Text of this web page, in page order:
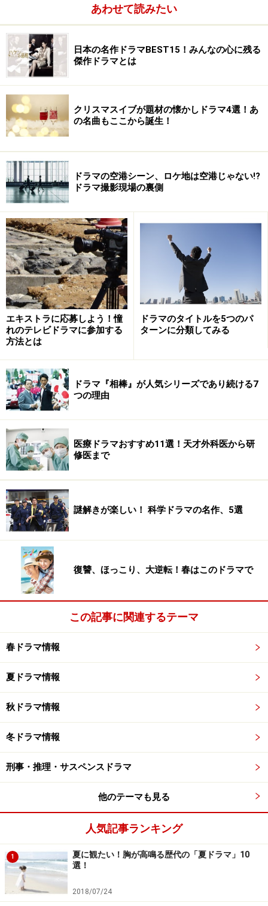
花より男子（ＤＶＤ)
一昨年のパート１に続いて今年放送されたパート２も大
ヒットした『花より男子』の完結編が『花より男子 ファ
イナル』として08年夏、東宝系公開の映画で登場。
主役・つくしの井上真央にF4の松本潤、小栗旬、松田翔
太、阿部力の主要キャストはもちろん同じ。これに映画
ならではの大型ゲストが加わる。
テレビドラマ版ですでに原作コミックの最後までストー
リーがいってしまったため、原作者の神尾葉子、ドラマ
に続いて映画も脚本を担当するサタケミキオ、制作担当
の瀬戸口克陽Ｐの三人を中心にオリジナルを構想中。
つくしの卒業式から１年、５人が事件に巻き込まれる、
これまでのラブコメにサスペンス要素が加わる。つくし
と道明寺の関係ももう一波乱が。視聴者からの「見たい
シーン」リクエストでドラマでは描ききれなかったエピ
ソードも盛り込まれる。
制作担当は、監督は石井康晴Ｄとこれもドラマ版と同
じ。
来年１月から二ヶ月撮影し海外ロケも予定。
【関連リンク】
こづかい三万円の男に幸せはくるのか？
10月からのフジ系火曜22時の関西テレビ制作枠は上川隆
（仮）』。
『大地の子』でドラマ主演デビューを果たし、NHKでの
主役は多い上川隆也だけど民放の連ドラ主演は初めて。
諏訪野大輔（上川）は年上の同僚・真澄（田中美佐子）
と結婚。妻は有能な営業部員だったこともあり尻にしか
れて頭が上がらず、娘のお受験のため、娘のお受験のた
め、月のこづかいを五万から三万円にカットされるなど
あわせて読みたい
日本の名作ドラマBEST15！みんなの心に残る
傑作ドラマとは
クリスマスイブが題材の懐かしドラマ4選！あ
の名曲もここから誕生！
ドラマの空港シーン、ロケ地は空港じゃない!?
ドラマ撮影現場の裏側
エキストラに応募しよう！憧
れのテレビドラマに参加する
方法とは
ドラマのタイトルを5つのパ
ターンに分類してみる
ドラマ『相棒』が人気シリーズであり続ける7
つの理由
医療ドラマおすすめ11選！天才外科医から研
修医まで
謎解きが楽しい！ 科学ドラマの名作、5選
復讐、ほっこり、大逆転！春はこのドラマで
この記事に関連するテーマ
春ドラマ情報
夏ドラマ情報
秋ドラマ情報
冬ドラマ情報
刑事・推理・サスペンスドラマ
他のテーマも見る
人気記事ランキング
1
夏に観たい！胸が高鳴る歴代の「夏ドラマ」10
選！
2018/07/24